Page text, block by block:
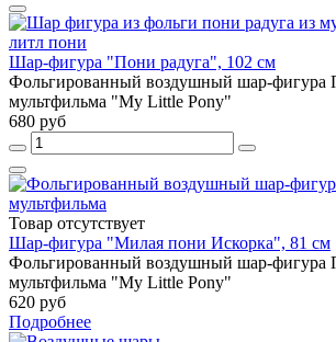
Шар-фигура "Пони радуга", 102 см
Фольгированный воздушный шар-фигура
мультфильма "My Little Pony"
680 руб
Товар отсутствует
Шар-фигура "Милая пони Искорка", 81 см
Фольгированный воздушный шар-фигура
мультфильма "My Little Pony"
620 руб
Подробнее